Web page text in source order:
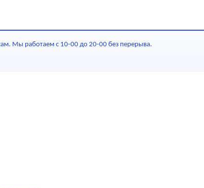
Мы работаем с 10-00 до 20-00 без перерыва.